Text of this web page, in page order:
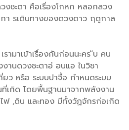
งชะตา คือเรื่องโกหก หลอกลวง
า รเดินทางของดวงดาว ฤดูกาล
เรามาเข้าเรื่องกันก่อนนะคร ับ คน
นดวงชะตาอ่ อนแอ ในวิชา
ว หรือ ระบบปาจื้อ กำหนดระบบ
เกิด โดยพื้นฐานมาจากพลังงาน
,ดิน และทอง มีทั้งวัฏจักรก่อเกิด